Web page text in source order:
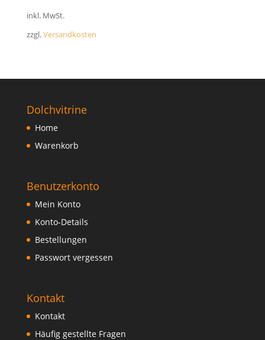
FAQ
inkl. MwSt.
zzgl.Versandkosten
Dolchvitrine
Home
Warenkorb
Benutzerkonto
Mein Konto
Konto-Details
Bestellungen
Passwort vergessen
Kontakt
Kontakt
Häufig gestellte Fragen